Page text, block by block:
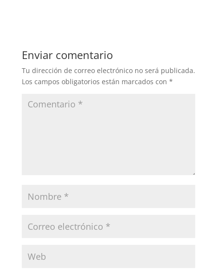
Enviar comentario
Tu dirección de correo electrónico no será publicada.
Los campos obligatorios están marcados con *